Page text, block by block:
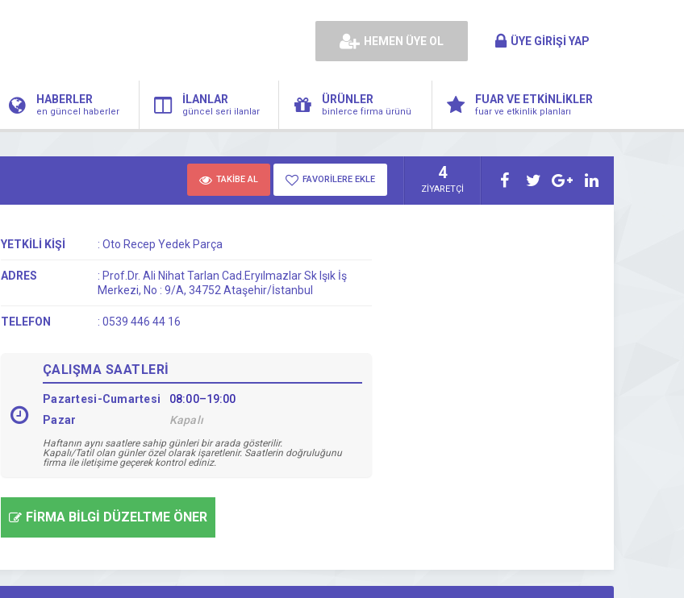
HEMEN ÜYE OL ÜYE GİRİŞİ YAP
HABERLER
en güncel haberler
İLANLAR
güncel seri ilanlar
ÜRÜNLER
binlerce firma ürünü
FUAR VE ETKİNLİKLER
fuar ve etkinlik planları
TAKİBE AL FAVORİLERE EKLE 4
ZİYARETÇİ
YETKİLİ KİŞİ : Oto Recep Yedek Parça
ADRES : Prof.Dr. Ali Nihat Tarlan Cad.Eryılmazlar Sk Işık İş
Merkezi, No : 9/A, 34752 Ataşehir/İstanbul
TELEFON : 0539 446 44 16
ÇALIŞMA SAATLERİ
Pazartesi-Cumartesi
08:00–19:00
Pazar
Kapalı
Haftanın aynı saatlere sahip günleri bir arada gösterilir.
Kapalı/Tatil olan günler özel olarak işaretlenir. Saatlerin doğruluğunu
firma ile iletişime geçerek kontrol ediniz.
FİRMA BİLGİ DÜZELTME ÖNER